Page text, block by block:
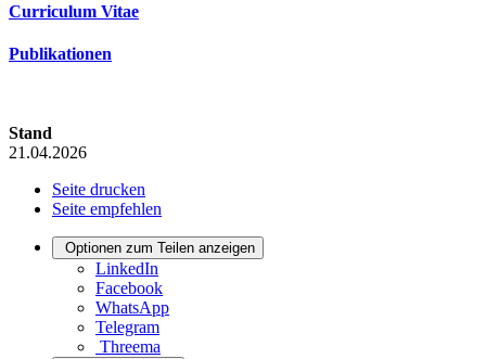
Curriculum Vitae
Publikationen
Stand
21.04.2026
Seite drucken
Seite empfehlen
Optionen zum Teilen anzeigen
LinkedIn
Facebook
WhatsApp
Telegram
Threema